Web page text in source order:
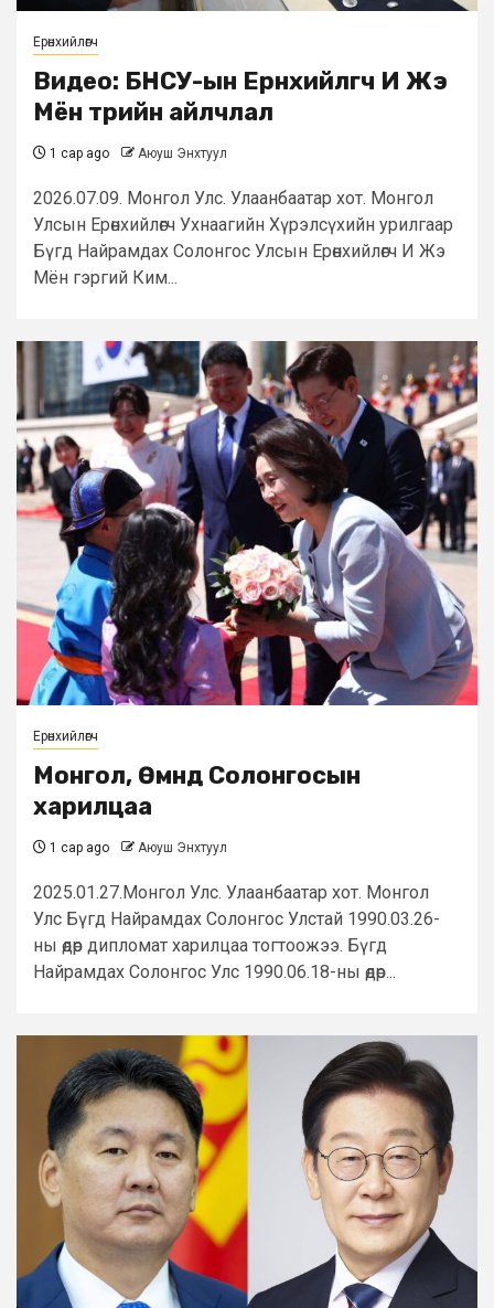
Ерөнхийлөгч
Видео: БНСУ-ын Ерөнхийлөгч И Жэ
Мён төрийн айлчлал
1 сар ago Аюуш Энхтуул
2026.07.09. Монгол Улс. Улаанбаатар хот. Монгол
Улсын Ерөнхийлөгч Ухнаагийн Хүрэлсүхийн урилгаар
Бүгд Найрамдах Солонгос Улсын Ерөнхийлөгч И Жэ
Мён гэргий Ким...
Ерөнхийлөгч
Монгол, Өмнөд Солонгосын
харилцаа
1 сар ago Аюуш Энхтуул
2025.01.27.Монгол Улс. Улаанбаатар хот. Монгол
Улс Бүгд Найрамдах Солонгос Улстай 1990.03.26-
ны өдөр дипломат харилцаа тогтоожээ. Бүгд
Найрамдах Солонгос Улс 1990.06.18-ны өдөр...